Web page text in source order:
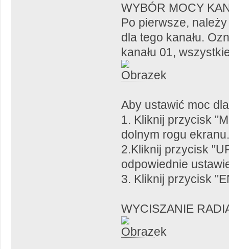
WYBÓR MOCY
Po pierwsze,
dla tego kanału.
kanału 01,
Aby ustawić moc
1. Kliknij przycisk
dolnym rogu
2.Kliknij przycisk
odpowiednie
3. Kliknij przycisk
WYCISZANIE